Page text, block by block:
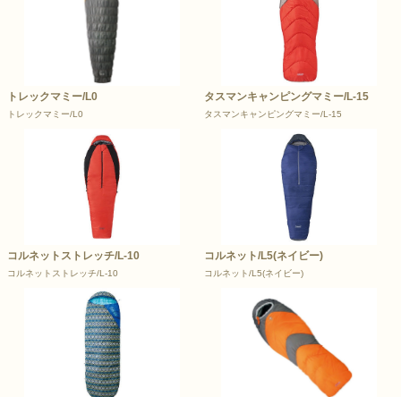
トレックマミー/L0
トレックマミー/L0
タスマンキャンピングマミー/L-15
タスマンキャンピングマミー/L-15
コルネットストレッチ/L-10
コルネットストレッチ/L-10
コルネット/L5(ネイビー)
コルネット/L5(ネイビー)